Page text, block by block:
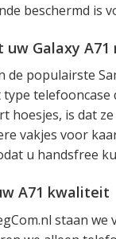
beschermd is
uw Galaxy
de populairste
telefooncase
hoesjes, is dat
vakjes voor
u handsfree
A71 kwaliteit
staan